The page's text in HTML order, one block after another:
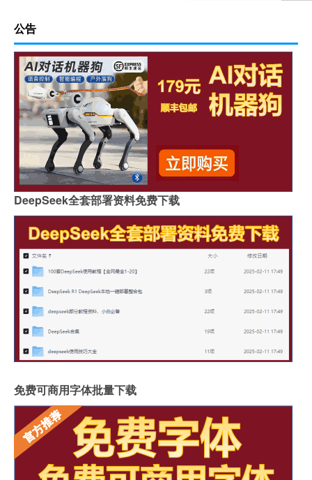
公告
DeepSeek全套部署资料免费下载
免费可商用字体批量下载